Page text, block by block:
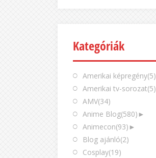
Kategóriák
Amerikai képregény(5)
Amerikai tv-sorozat(5)
AMV(34)
Anime Blog(580) ►
Animecon(93) ►
Blog ajánló(2)
Cosplay(19)